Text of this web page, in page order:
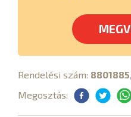
Rendelési szám: 8801885
Megosztás: